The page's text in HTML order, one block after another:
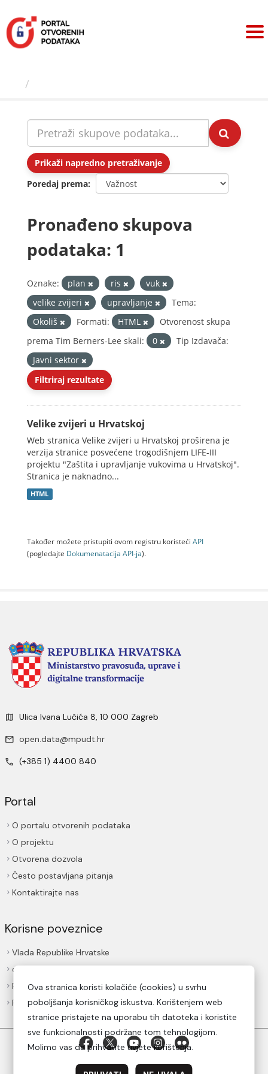
sadržaj
Prikaži napredno pretraživanje
Poredaj prema
Pronađeno skupova
podataka: 1
Oznake: plan ris
vuk
velike zvijeri
upravljanje
Tema:
Okoliš
Formati: HTML
Otvorenost skupa
prema Tim Berners-Lee skali:
0
Tip Izdavača:
Javni sektor
Filtriraj rezultate
Velike zvijeri u Hrvatskoj
Web stranica Velike zvijeri u Hrvatskoj proširena je
verzija stranice posvećene trogodišnjem LIFE-III
projektu "Zaštita i upravljanje vukovima u Hrvatskoj".
Stranica je naknadno...
HTML
Također možete pristupiti ovom registru koristeći API
(pogledajte Dokumenаtаcijа API-jа).